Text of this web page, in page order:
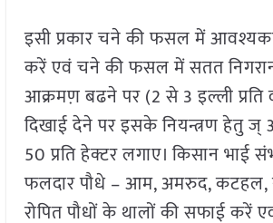
इसी प्रकार चने की फसल में
करें एवं चने की फसल में सतत
आक्रमण़ बढने पर (2 से 3 इल्ली प्रति
दिखाई देने पर इसके नियन्त्रण हेतु
50 प्रति हेक्टर लगाए। किसान भाई
फलदार पौधे – आम, अमरुद, कटहल,
रोपित पौधों के थालों की सफाई करें